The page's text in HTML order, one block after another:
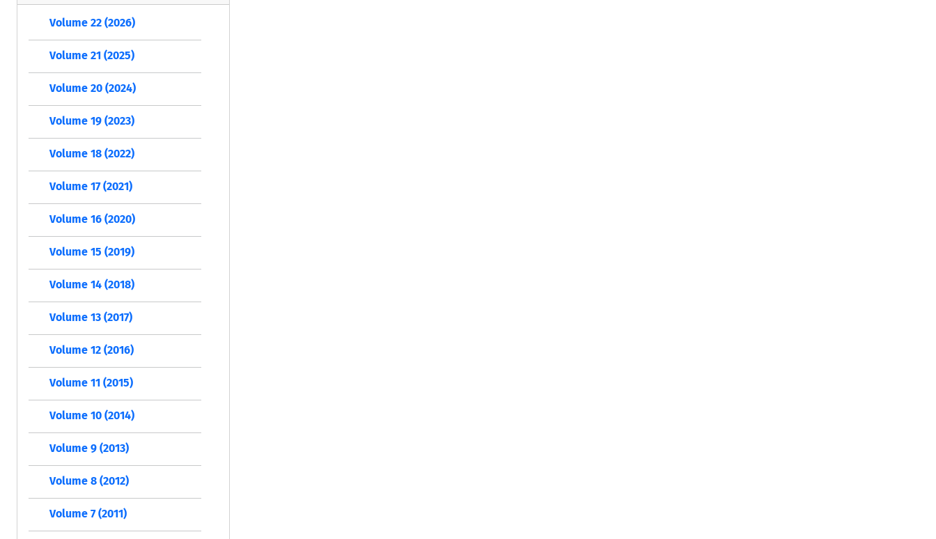
Volume 22 (2026)
Volume 21 (2025)
Volume 20 (2024)
Volume 19 (2023)
Volume 18 (2022)
Volume 17 (2021)
Volume 16 (2020)
Volume 15 (2019)
Volume 14 (2018)
Volume 13 (2017)
Volume 12 (2016)
Volume 11 (2015)
Volume 10 (2014)
Volume 9 (2013)
Volume 8 (2012)
Volume 7 (2011)